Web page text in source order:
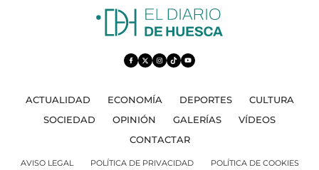
ACTUALIDAD ECONOMÍA DEPORTES
CULTURA
SOCIEDAD
OPINIÓN GALERÍAS
VÍDEOS
CONTACTAR
AVISO LEGAL POLÍTICA DE PRIVACIDAD POLÍTICA DE COOKIES